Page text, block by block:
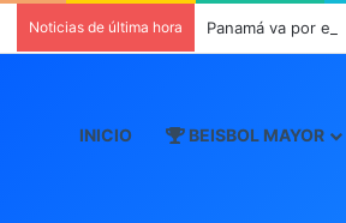
Noticias de última hora Panamá va por el
INICIO BEISBOL MAYOR